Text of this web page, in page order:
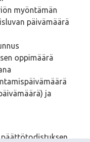
myöntämän
päivämäärä
oppimäärä
ja